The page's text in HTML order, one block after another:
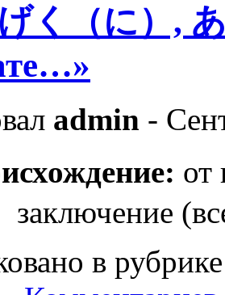
く（に）,
admin -
от
заключение
в